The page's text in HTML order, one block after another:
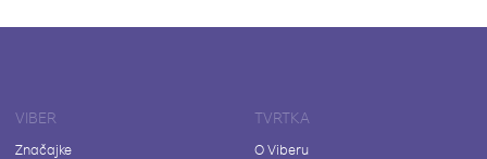
VIBER
Značajke
TVRTKA
O Viberu